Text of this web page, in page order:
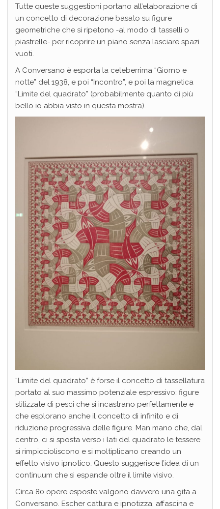
Tutte queste suggestioni portano all’elaborazione di
un concetto di decorazione basato su figure
geometriche che si ripetono -al modo di tasselli o
piastrelle- per ricoprire un piano senza lasciare spazi
vuoti.
A Conversano è esporta la celeberrima “Giorno e
notte” del 1938, e poi “Incontro”, e poi la magnetica
“Limite del quadrato” (probabilmente quanto di più
bello io abbia visto in questa mostra).
“Limite del quadrato” è forse il concetto di tassellatura
portato al suo massimo potenziale espressivo: figure
stilizzate di pesci che si incastrano perfettamente e
che esplorano anche il concetto di infinito e di
riduzione progressiva delle figure. Man mano che, dal
centro, ci si sposta verso i lati del quadrato le tessere
si rimpiccioliscono e si moltiplicano creando un
effetto visivo ipnotico. Questo suggerisce l’idea di un
continuum che si espande oltre il limite visivo.
Circa 80 opere esposte valgono davvero una gita a
Conversano. Escher cattura e ipnotizza, affascina e